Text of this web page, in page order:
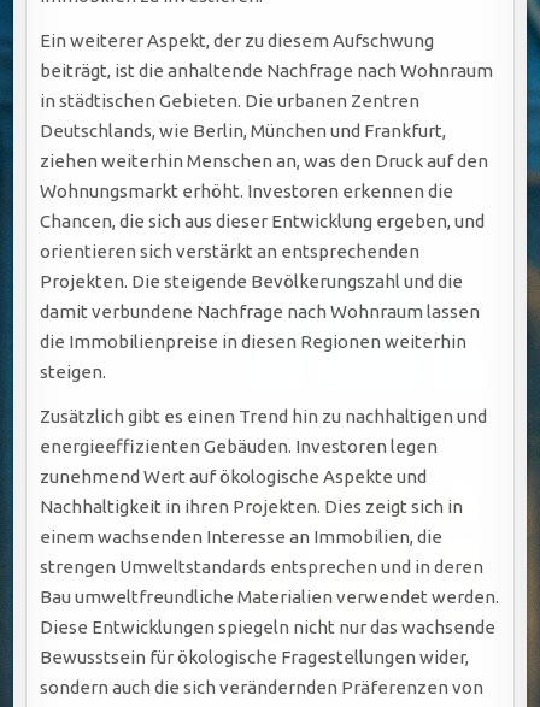
Ein weiterer Aspekt, der zu diesem Aufschwung
beiträgt, ist die anhaltende Nachfrage nach Wohnraum
in städtischen Gebieten. Die urbanen Zentren
Deutschlands, wie Berlin, München und Frankfurt,
ziehen weiterhin Menschen an, was den Druck auf den
Wohnungsmarkt erhöht. Investoren erkennen die
Chancen, die sich aus dieser Entwicklung ergeben, und
orientieren sich verstärkt an entsprechenden
Projekten. Die steigende Bevölkerungszahl und die
damit verbundene Nachfrage nach Wohnraum lassen
die Immobilienpreise in diesen Regionen weiterhin
steigen.
Zusätzlich gibt es einen Trend hin zu nachhaltigen und
energieeffizienten Gebäuden. Investoren legen
zunehmend Wert auf ökologische Aspekte und
Nachhaltigkeit in ihren Projekten. Dies zeigt sich in
einem wachsenden Interesse an Immobilien, die
strengen Umweltstandards entsprechen und in deren
Bau umweltfreundliche Materialien verwendet werden.
Diese Entwicklungen spiegeln nicht nur das wachsende
Bewusstsein für ökologische Fragestellungen wider,
sondern auch die sich verändernden Präferenzen von